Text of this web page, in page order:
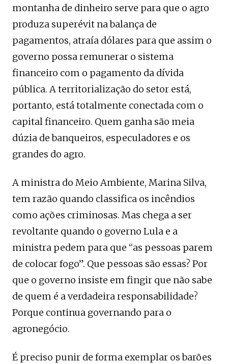
montanha de dinheiro serve para que o agro
produza superévit na balança de
pagamentos, atraía dólares para que assim o
governo possa remunerar o sistema
financeiro com o pagamento da dívida
pública. A territorialização do setor está,
portanto, está totalmente conectada com o
capital financeiro. Quem ganha são meia
dúzia de banqueiros, especuladores e os
grandes do agro.
A ministra do Meio Ambiente, Marina Silva,
tem razão quando classifica os incêndios
como ações criminosas. Mas chega a ser
revoltante quando o governo Lula e a
ministra pedem para que “as pessoas parem
de colocar fogo”. Que pessoas são essas? Por
que o governo insiste em fingir que não sabe
de quem é a verdadeira responsabilidade?
Porque continua governando para o
agronegócio.
É preciso punir de forma exemplar os barões